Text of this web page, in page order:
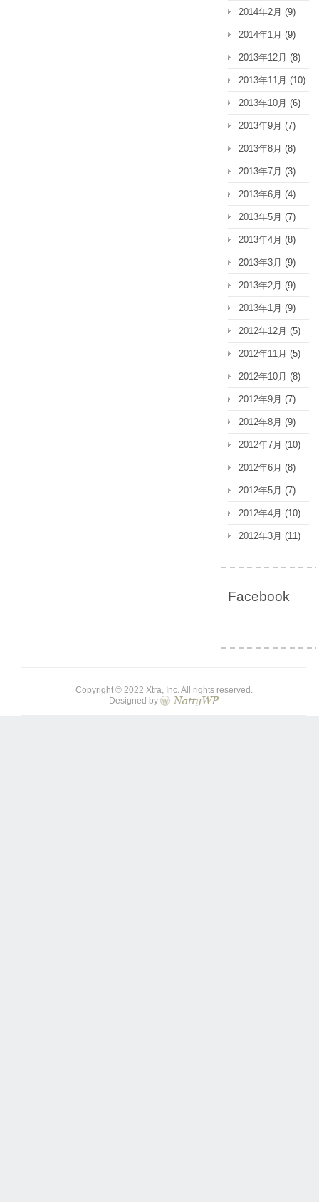
2014年2月 (9)
2014年1月 (9)
2013年12月 (8)
2013年11月 (10)
2013年10月 (6)
2013年9月 (7)
2013年8月 (8)
2013年7月 (3)
2013年6月 (4)
2013年5月 (7)
2013年4月 (8)
2013年3月 (9)
2013年2月 (9)
2013年1月 (9)
2012年12月 (5)
2012年11月 (5)
2012年10月 (8)
2012年9月 (7)
2012年8月 (9)
2012年7月 (10)
2012年6月 (8)
2012年5月 (7)
2012年4月 (10)
2012年3月 (11)
Facebook
Copyright © 2022 Xtra, Inc. All rights reserved.
Designed by